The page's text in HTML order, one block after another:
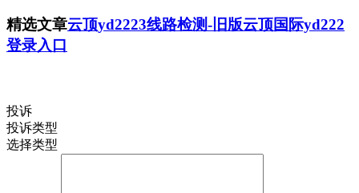
精选文章云顶yd2223线路检测-旧版云顶国际yd222
登录入口
投诉
投诉类型
选择类型